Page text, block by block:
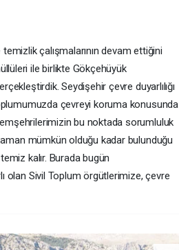
çalışmalarının devam ettiğini
ile birlikte Gökçehüyük
Seydişehir çevre duyarlılığı
çevreyi koruma konusunda
bu noktada sorumluluk
mümkün olduğu kadar bulunduğu
kalır. Burada bugün
olan Sivil Toplum örgütlerimize, çevre